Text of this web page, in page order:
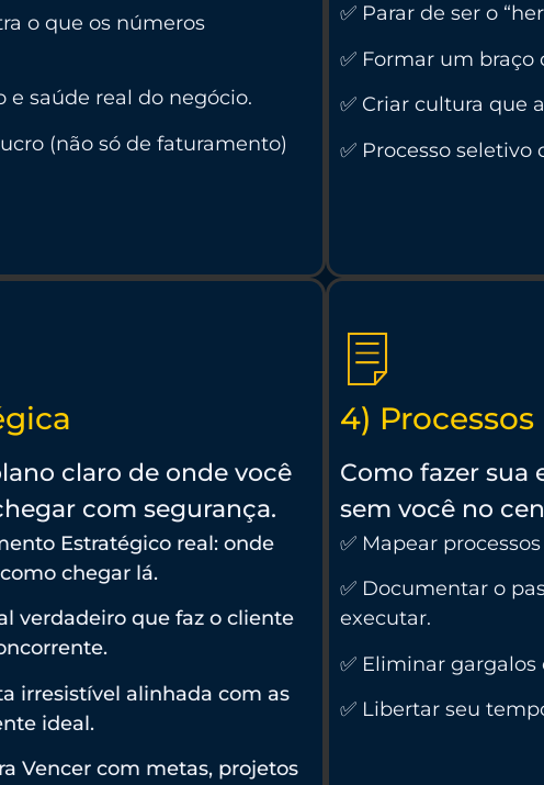
o que os números
e saúde real do negócio.
(não só de faturamento)
✅ Parar de ser o
✅ Formar um
✅ Criar cultura que
✅ Processo
claro de onde você
com segurança.
Estratégico real: onde
chegar lá.
verdadeiro que faz o cliente
irresistível alinhada com as
ideal.
Vencer com metas, projetos
4)
Como fazer sua
sem você no
✅ Mapear
✅ Documentar o
executar.
✅ Eliminar
✅ Libertar seu